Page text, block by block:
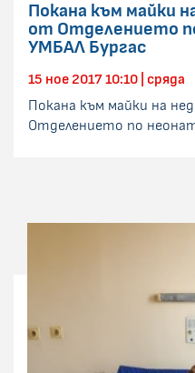
Покана към майки
от Отделението
УМБАЛ Бургас
15 ное 2017 10:10 | сряда
Покана към майки на
Отделението по